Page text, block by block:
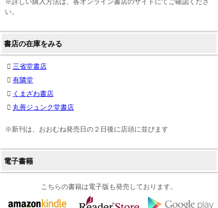
い。
書店の在庫をみる
三省堂書店
有隣堂
くまざわ書店
丸善ジュンク堂書店
※新刊は、おおむね発売日の２日後に店頭に並びます
電子書籍
こちらの書籍は電子版も発売しております。